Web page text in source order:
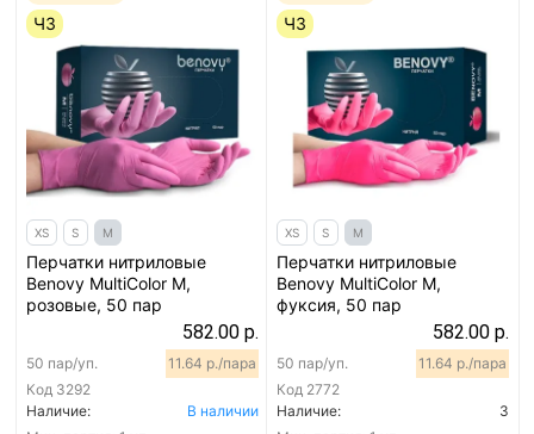
ЧЗ
XS S M
Перчатки нитриловые
Benovy MultiColor M,
розовые, 50 пар
582.00 р.
Код 3292
50 пар/уп. 11.64 р./пара
Наличие:
В наличии
ЧЗ
XS S M
Перчатки нитриловые
Benovy MultiColor M,
фуксия, 50 пар
582.00 р.
Код 2772
50 пар/уп. 11.64 р./пара
Наличие:
3